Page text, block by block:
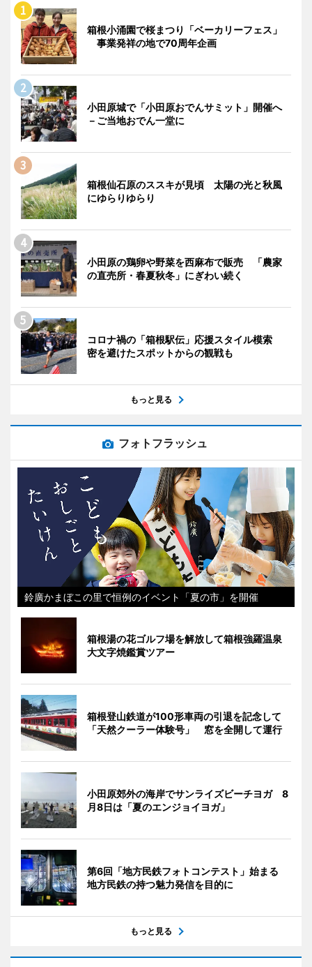
箱根小涌園で桜まつり「ベーカリーフェス」
事業発祥の地で70周年企画
小田原城で「小田原おでんサミット」開催へ
－ご当地おでん一堂に
箱根仙石原のススキが見頃 太陽の光と秋風
にゆらりゆらり
小田原の鶏卵や野菜を西麻布で販売 「農家
の直売所・春夏秋冬」にぎわい続く
コロナ禍の「箱根駅伝」応援スタイル模索
密を避けたスポットからの観戦も
もっと見る
フォトフラッシュ
鈴廣かまぼこの里で恒例のイベント「夏の市」を開催
箱根湯の花ゴルフ場を解放して箱根強羅温泉
大文字焼鑑賞ツアー
箱根登山鉄道が100形車両の引退を記念して
「天然クーラー体験号」 窓を全開して運行
小田原郊外の海岸でサンライズビーチヨガ 8
月8日は「夏のエンジョイヨガ」
第6回「地方民鉄フォトコンテスト」始まる
地方民鉄の持つ魅力発信を目的に
もっと見る